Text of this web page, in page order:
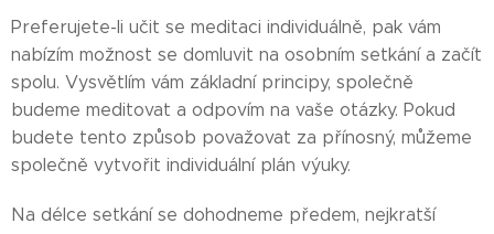
Preferujete-li učit se meditaci individuálně, pak vám
nabízím možnost se domluvit na osobním setkání a začít
spolu. Vysvětlím vám základní principy, společně
budeme meditovat a odpovím na vaše otázky. Pokud
budete tento způsob považovat za přínosný, můžeme
společně vytvořit individuální plán výuky.
Na délce setkání se dohodneme předem, nejkratší